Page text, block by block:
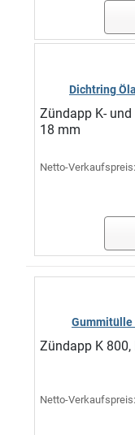
Dichtring
Zündapp K-
18 mm
Netto-Verkaufspreis:
Gummitülle
Zündapp K 800,
Netto-Verkaufspreis: